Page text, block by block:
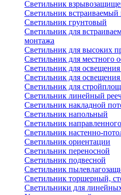
Светильник
Светильник
Светильник грунтовый
Светильник для
монтажа
Светильник для высоких
Светильник для местного
Светильник для
Светильник для
Светильник для
Светильник линейный
Светильник накладной
Светильник напольный
Светильник направленного
Светильник настенно-
Светильник ориентации
Светильник переносной
Светильник подвесной
Светильник
Светильник торшерный,
Светильники для